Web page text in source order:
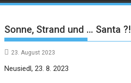
Sonne, Strand und … Santa ?!
23. August 2023
Neusiedl, 23. 8. 2023